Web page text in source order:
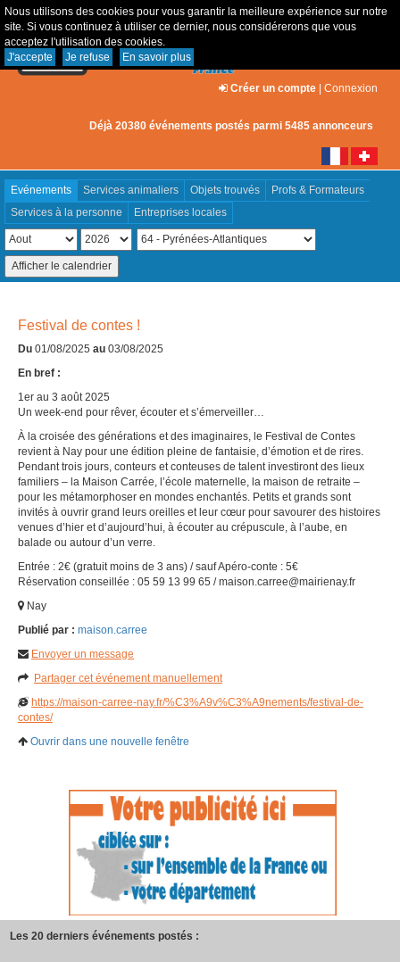
Nous utilisons des cookies pour vous garantir la meilleure expérience sur notre
site. Si vous continuez à utiliser ce dernier, nous considérerons que vous
acceptez l'utilisation des cookies.
J'accepte
Je refuse En savoir plus
Créer un compte | Connexion
Déjà 20380 événements postés parmi 5485 annonceurs
Evénements Services animaliers Objets trouvés
Profs & Formateurs
Services à la personne
Entreprises locales
Festival de contes !
Du 01/08/2025 au 03/08/2025
En bref :
1er au 3 août 2025
Un week-end pour rêver, écouter et s’émerveiller…
À la croisée des générations et des imaginaires, le Festival de Contes
revient à Nay pour une édition pleine de fantaisie, d’émotion et de rires.
Pendant trois jours, conteurs et conteuses de talent investiront des lieux
familiers – la Maison Carrée, l’école maternelle, la maison de retraite –
pour les métamorphoser en mondes enchantés. Petits et grands sont
invités à ouvrir grand leurs oreilles et leur cœur pour savourer des histoires
venues d’hier et d’aujourd’hui, à écouter au crépuscule, à l’aube, en
balade ou autour d’un verre.
Entrée : 2€ (gratuit moins de 3 ans) / sauf Apéro-conte : 5€
Réservation conseillée : 05 59 13 99 65 / maison.carree@mairienay.fr
Nay
Publié par : maison.carree
Envoyer un message
Partager cet événement manuellement
https://maison-carree-nay.fr/%C3%A9v%C3%A9nements/festival-de-
contes/
Ouvrir dans une nouvelle fenêtre
Les 20 derniers événements postés :